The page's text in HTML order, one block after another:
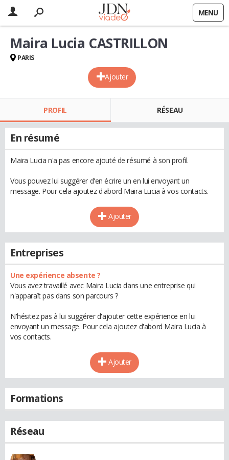
MENU
Ajouter
Maira Lucia CASTRILLON
PARIS
PROFIL RÉSEAU
En résumé
Maira Lucia n'a pas encore ajouté de résumé à son profil.
Vous pouvez lui suggérer d'en écrire un en lui envoyant un
message. Pour cela ajoutez d'abord Maira Lucia à vos contacts.
Ajouter
Entreprises
Une expérience absente ?
Vous avez travaillé avec Maira Lucia dans une entreprise qui
n'apparaît pas dans son parcours ?
N'hésitez pas à lui suggérer d'ajouter cette expérience en lui
envoyant un message. Pour cela ajoutez d'abord Maira Lucia à
vos contacts.
Ajouter
Formations
Réseau